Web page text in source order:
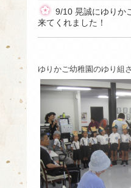
9/10 晃誠にゆりか
来てくれました！
ゆりかご幼稚園のゆり組